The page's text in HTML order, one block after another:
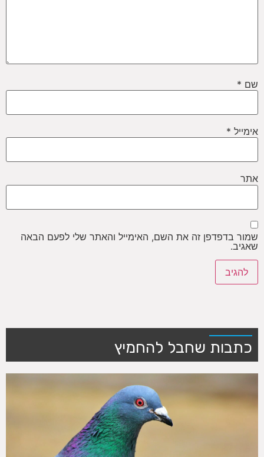
שם *
אימייל *
אתר
שמור בדפדפן זה את השם, האימייל והאתר שלי לפעם הבאה
שאגיב.
כתבות שחבל להחמיץ